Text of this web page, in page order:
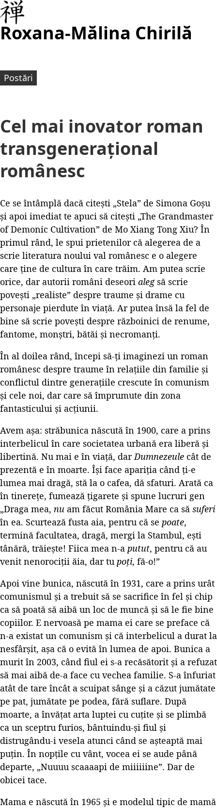
Roxana-Mălina Chirilă
Postări
Cel mai inovator roman
transgenerațional
românesc
Ce se întâmplă dacă citești „Stela” de Simona Goșu
și apoi imediat te apuci să citești „The Grandmaster
of Demonic Cultivation” de Mo Xiang Tong Xiu? În
primul rând, le spui prietenilor că alegerea de a
scrie literatura noului val românesc e o alegere
care ține de cultura în care trăim. Am putea scrie
orice, dar autorii români deseori alegsă scrie
povești „realiste” despre traume și drame cu
personaje pierdute în viață. Ar putea însă la fel de
bine să scrie povești despre războinici de renume,
fantome, monștri, bătăi și necromanți.
În al doilea rând, începi să-ți imaginezi un roman
românesc despre traume în relațiile din familie și
conflictul dintre generațiile crescute în comunism
și cele noi, dar care să împrumute din zona
fantasticului și acțiunii.
Avem așa: străbunica născută în 1900, care a prins
interbelicul în care societatea urbană era liberă și
libertină. Nu mai e în viață, dar Dumnezeule cât de
prezentă e în moarte. Își face apariția când ți-e
lumea mai dragă, stă la o cafea, dă sfaturi. Arată ca
în tinerețe, fumează țigarete și spune lucruri gen
„Draga mea, nu am făcut România Mare ca să suferi
în ea. Scurtează fusta aia, pentru că se poate,
termină facultatea, dragă, mergi la Stambul, ești
tânără, trăiește! Fiica mea n-a putut, pentru că au
venit nenorociții ăia, dar tu poți, fă-o!”
Apoi vine bunica, născută în 1931, care a prins urât
comunismul și a trebuit să se sacrifice în fel și chip
ca să poată să aibă un loc de muncă și să le fie bine
copiilor. E nervoasă pe mama ei care se preface că
n-a existat un comunism și că interbelicul a durat la
nesfârșit, așa că o evită în lumea de apoi. Bunica a
murit în 2003, când fiul ei s-a recăsătorit și a refuzat
să mai aibă de-a face cu vechea familie. S-a înfuriat
atât de tare încât a scuipat sânge și a căzut jumătate
pe pat, jumătate pe podea, fără suflare. După
moarte, a învățat arta luptei cu cuțite și se plimbă
ca un sceptru furios, bântuindu-și fiul și
distrugându-i vesela atunci când se așteaptă mai
puțin. În nopțile cu vânt, vocea ei se aude până
departe, „Nuuuu scaaaapi de miiiiiine”. Dar de
obicei tace.
Mama e născută în 1965 și e modelul tipic de mamă